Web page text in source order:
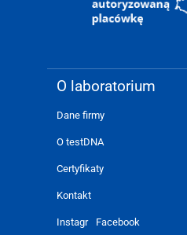
O laboratorium
Dane firmy
O testDNA
Certyfikaty
Kontakt
Instagr
Facebook